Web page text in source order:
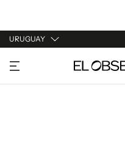
URUGUAY
URUGUAY
ARGENTINA